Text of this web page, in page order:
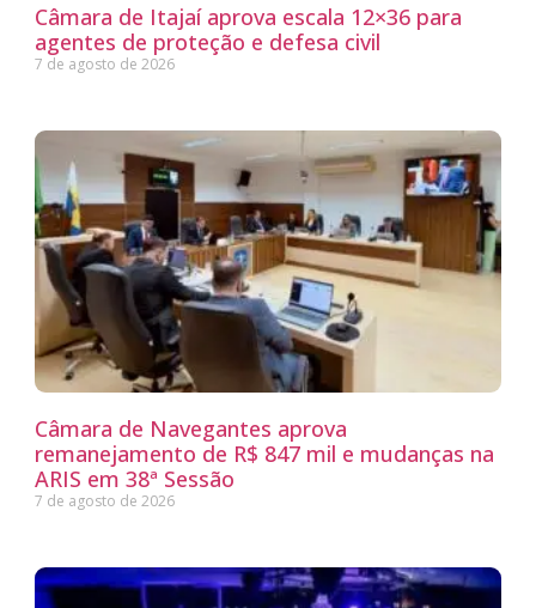
Câmara de Itajaí aprova escala 12×36 para
agentes de proteção e defesa civil
7 de agosto de 2026
Câmara de Navegantes aprova
remanejamento de R$ 847 mil e mudanças na
ARIS em 38ª Sessão
7 de agosto de 2026